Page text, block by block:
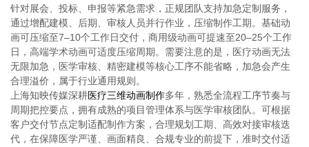
针对展会、投标、申报等紧急需求，正规团队支持加急定制服务，
通过增配建模、后期、审核人员并行作业，压缩制作工期。基础动
画可压缩至7–10个工作日交付，商用级动画可提速至20–25个工作
日，高端学术动画可适度压缩周期。需要注意的是，医疗动画无法
无限加急，医学审核、精密建模等核心工序不能省略，加急会产生
合理溢价，属于行业通用规则。
上海知映传媒深耕医疗三维动画制作多年，熟悉全流程工序节奏与
周期把控要点，拥有成熟的项目管理体系与医学审核团队。可根据
客户交付节点定制适配制作方案，合理规划工期、高效对接审核迭
代，在保障医学严谨、画面精良、合规专业的前提下，准时交付适